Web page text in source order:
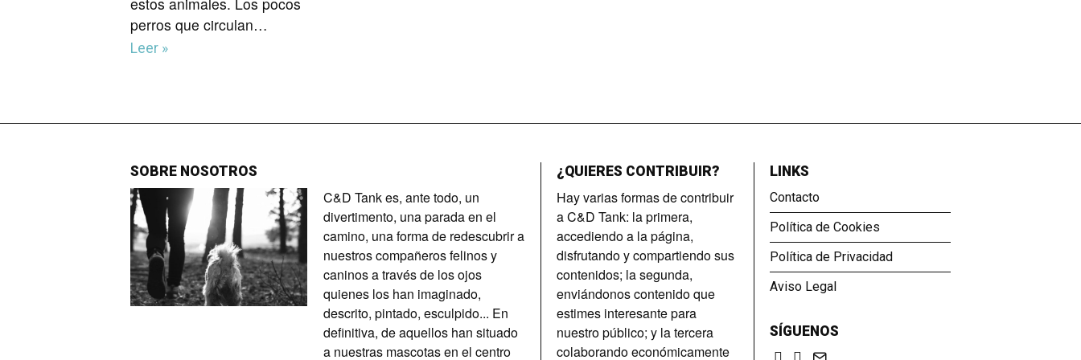
perros que circulan…
Leer »
SOBRE NOSOTROS
C&D Tank es, ante todo, un
divertimento, una parada en el
camino, una forma de redescubrir a
nuestros compañeros felinos y
caninos a través de los ojos
quienes los han imaginado,
descrito, pintado, esculpido... En
definitiva, de aquellos han situado
a nuestras mascotas en el centro
¿QUIERES CONTRIBUIR?
Hay varias formas de contribuir
a C&D Tank: la primera,
accediendo a la página,
disfrutando y compartiendo sus
contenidos; la segunda,
enviándonos contenido que
estimes interesante para
nuestro público; y la tercera
colaborando económicamente
LINKS
Contacto
Política de Cookies
Política de Privacidad
Aviso Legal
SÍGUENOS